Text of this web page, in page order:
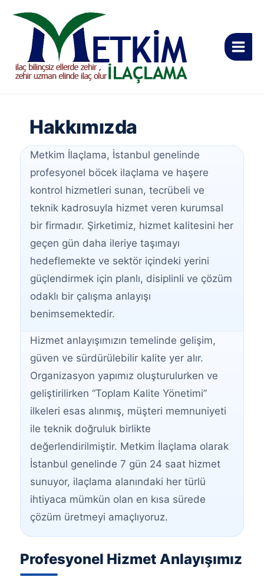
Hakkımızda
Metkim İlaçlama, İstanbul genelinde
profesyonel böcek ilaçlama ve haşere
kontrol hizmetleri sunan, tecrübeli ve
teknik kadrosuyla hizmet veren kurumsal
bir firmadır. Şirketimiz, hizmet kalitesini her
geçen gün daha ileriye taşımayı
hedeflemekte ve sektör içindeki yerini
güçlendirmek için planlı, disiplinli ve çözüm
odaklı bir çalışma anlayışı
benimsemektedir.
Hizmet anlayışımızın temelinde gelişim,
güven ve sürdürülebilir kalite yer alır.
Organizasyon yapımız oluşturulurken ve
geliştirilirken “Toplam Kalite Yönetimi”
ilkeleri esas alınmış, müşteri memnuniyeti
ile teknik doğruluk birlikte
değerlendirilmiştir. Metkim İlaçlama olarak
İstanbul genelinde 7 gün 24 saat hizmet
sunuyor, ilaçlama alanındaki her türlü
ihtiyaca mümkün olan en kısa sürede
çözüm üretmeyi amaçlıyoruz.
Profesyonel Hizmet Anlayışımız